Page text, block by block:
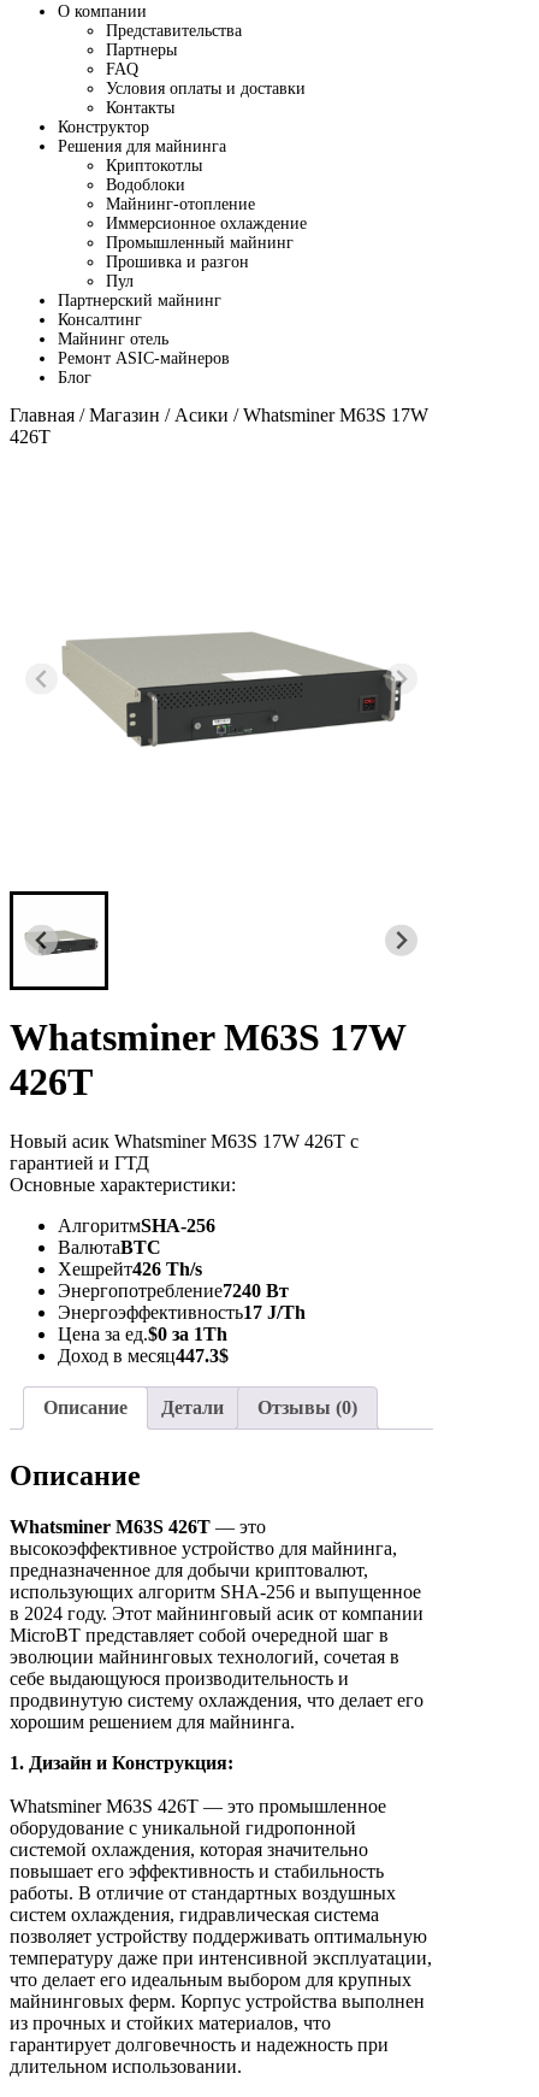
О компании
Представительства
Партнеры
FAQ
Условия оплаты и доставки
Контакты
Конструктор
Решения для майнинга
Криптокотлы
Водоблоки
Майнинг-отопление
Иммерсионное охлаждение
Промышленный майнинг
Прошивка и разгон
Пул
Партнерский майнинг
Консалтинг
Майнинг отель
Ремонт ASIC-майнеров
Блог
Главная /Магазин / Асики / Whatsminer M63S 17W
426T
Whatsminer M63S 17W
426T
Новый асик Whatsminer M63S 17W 426T с
гарантией и ГТД
Основные характеристики:
АлгоритмSHA-256
ВалютаBTC
Хешрейт426 Th/s
Энергопотребление7240 Вт
Энергоэффективность17 J/Th
Цена за ед.$0 за 1Th
Доход в месяц447.3$
Описание Детали Отзывы (0)
Описание
Whatsminer M63S 426T — это
высокоэффективное устройство для майнинга,
предназначенное для добычи криптовалют,
использующих алгоритм SHA-256 и выпущенное
в 2024 году. Этот майнинговый асик от компании
MicroBT представляет собой очередной шаг в
эволюции майнинговых технологий, сочетая в
себе выдающуюся производительность и
продвинутую систему охлаждения, что делает его
хорошим решением для майнинга.
1. Дизайн и Конструкция:
Whatsminer M63S 426T — это промышленное
оборудование с уникальной гидропонной
системой охлаждения, которая значительно
повышает его эффективность и стабильность
работы. В отличие от стандартных воздушных
систем охлаждения, гидравлическая система
позволяет устройству поддерживать оптимальную
температуру даже при интенсивной эксплуатации,
что делает его идеальным выбором для крупных
майнинговых ферм. Корпус устройства выполнен
из прочных и стойких материалов, что
гарантирует долговечность и надежность при
длительном использовании.